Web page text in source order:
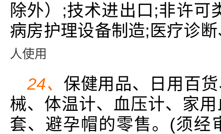
除外）;技术进出口;非许可
病房护理设备制造;医疗诊
人使用
24、 保健用品、日用百
械、体温计、血压计、家
套、避孕帽的零售。(须经